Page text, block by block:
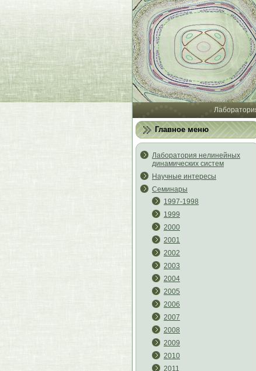
Главное меню
Лаборатория нелинейных
динамических систем
Научные интересы
Семинары
1997-1998
1999
2000
2001
2002
2003
2004
2005
2006
2007
2008
2009
2010
2011